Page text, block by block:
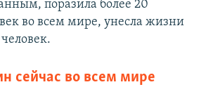
поразила более 20
во всем мире, унесла жизни
сейчас во всем мире